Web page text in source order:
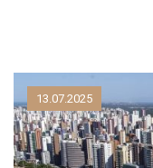
13.07.2025